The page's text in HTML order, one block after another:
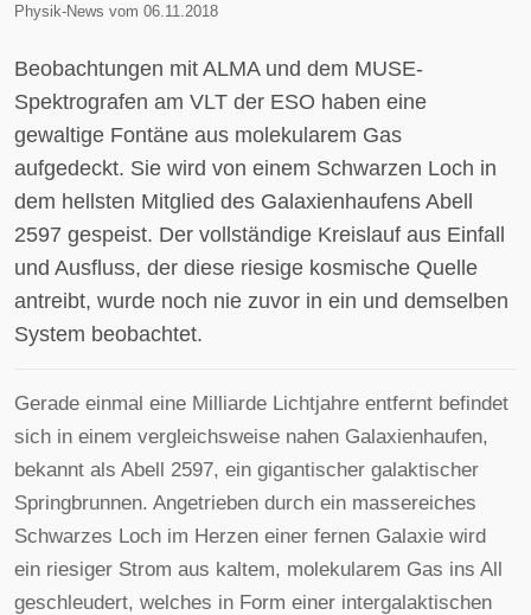
Physik-News vom 06.11.2018
Beobachtungen mit ALMA und dem MUSE-
Spektrografen am VLT der ESO haben eine
gewaltige Fontäne aus molekularem Gas
aufgedeckt. Sie wird von einem Schwarzen Loch in
dem hellsten Mitglied des Galaxienhaufens Abell
2597 gespeist. Der vollständige Kreislauf aus Einfall
und Ausfluss, der diese riesige kosmische Quelle
antreibt, wurde noch nie zuvor in ein und demselben
System beobachtet.
Gerade einmal eine Milliarde Lichtjahre entfernt befindet
sich in einem vergleichsweise nahen Galaxienhaufen,
bekannt als Abell 2597, ein gigantischer galaktischer
Springbrunnen. Angetrieben durch ein massereiches
Schwarzes Loch im Herzen einer fernen Galaxie wird
ein riesiger Strom aus kaltem, molekularem Gas ins All
geschleudert, welches in Form einer intergalaktischen